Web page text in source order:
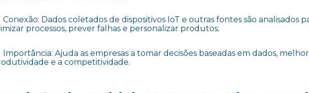
Conexão: Dados coletados de dispositivos IoT e outras fontes são analisados
processos, prever falhas e personalizar produtos;
Importância: Ajuda as empresas a tomar decisões baseadas em dados,
e a competitividade.